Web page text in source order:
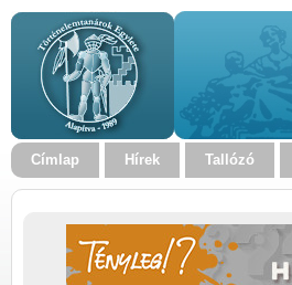
Címlap Hírek Tallózó